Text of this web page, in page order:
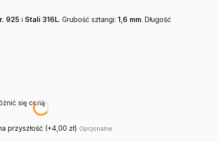
925 i Stali 316L. Grubość sztangi: 1,6 mm. Długość
się ceną
przyszłość (+4,00 zł) Opcjonalne